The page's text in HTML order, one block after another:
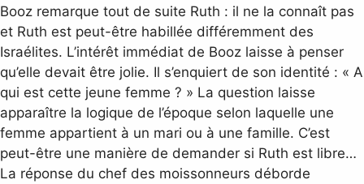
Booz remarque tout de suite Ruth : il ne la connaît pas
et Ruth est peut-être habillée différemment des
Israélites. L’intérêt immédiat de Booz laisse à penser
qu’elle devait être jolie. Il s’enquiert de son identité : « A
qui est cette jeune femme ? » La question laisse
apparaître la logique de l’époque selon laquelle une
femme appartient à un mari ou à une famille. C’est
peut-être une manière de demander si Ruth est libre…
La réponse du chef des moissonneurs déborde